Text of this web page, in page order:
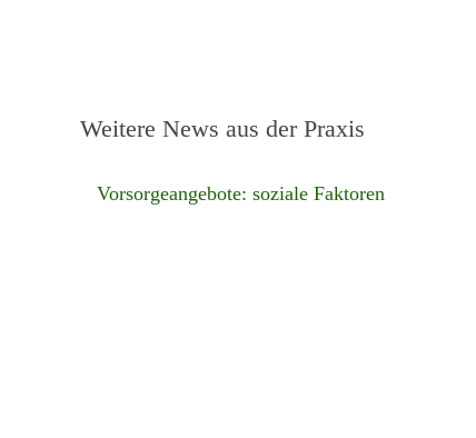
Weitere News aus der Praxis
Vorsorgeangebote: soziale Faktoren